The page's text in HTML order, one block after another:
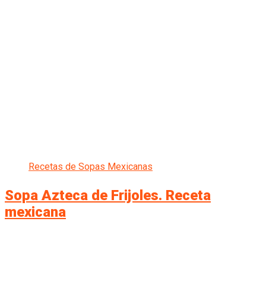
Recetas de Sopas Mexicanas
Sopa Azteca de Frijoles. Receta
mexicana